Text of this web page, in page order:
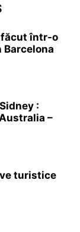
făcut într-o
Barcelona
:
–
turistice